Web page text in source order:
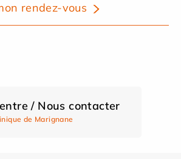
rendez-vous
/ Nous contacter
de Marignane